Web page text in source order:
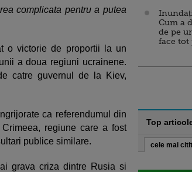
complicata pentru a putea
o victorie de proportii la un
a doua regiuni ucrainene.
catre guvernul de la Kiev,
ca referendumul din
regiune care a fost
publice similare.
grava criza dintre Rusia si
Cum a
de pe
face tot
Top
cele mai